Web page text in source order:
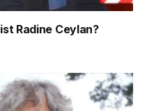
Radine Ceylan?